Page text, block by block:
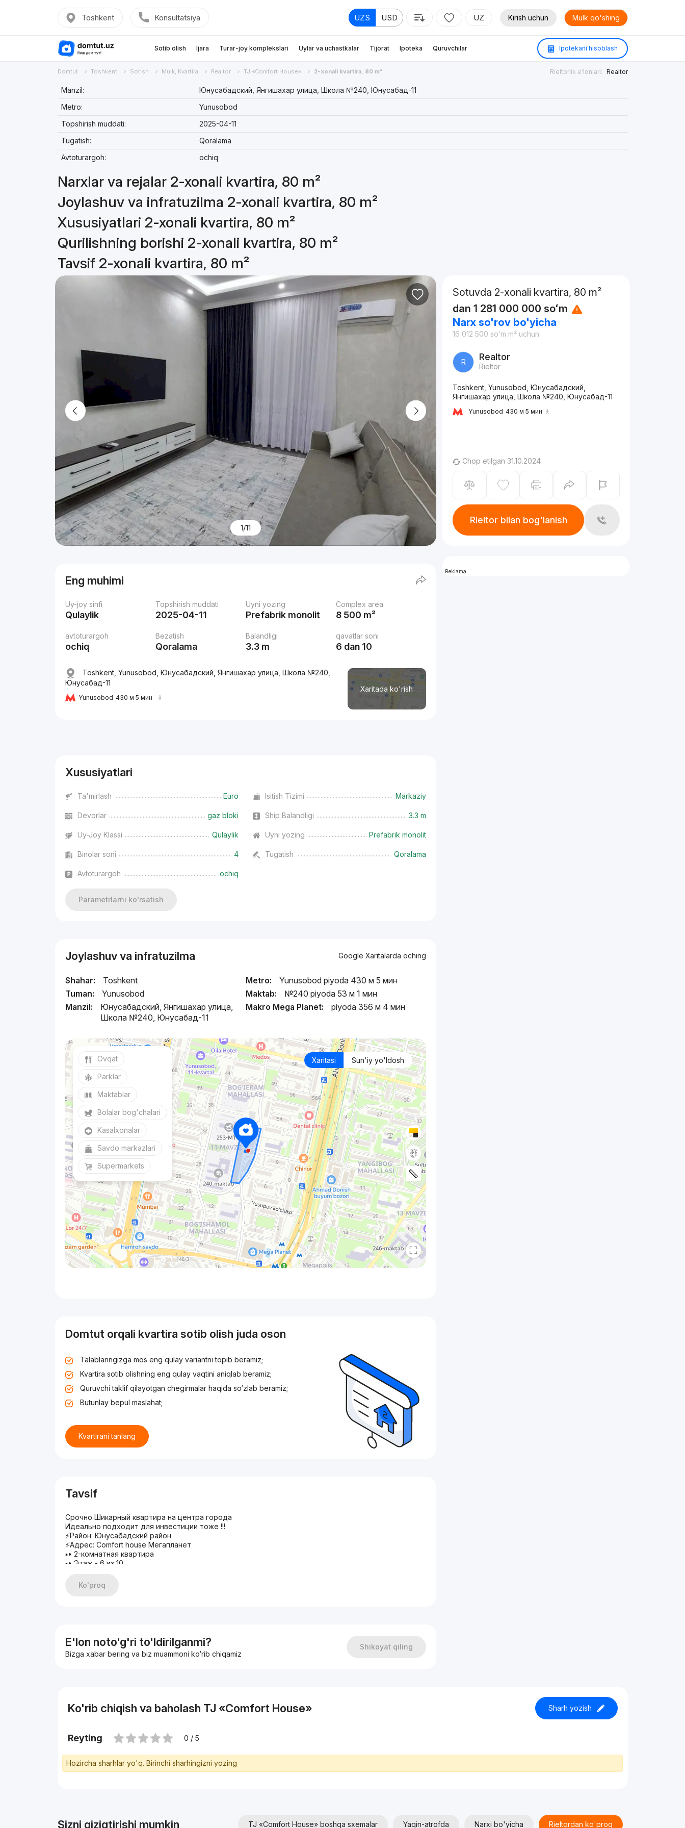
Toshkent Konsultatsiya UZS USD UZ Kirish uchun Mulk qo'shing
Sotib olish Ijara Turar-joy komplekslari Uylar va uchastkalar Tijorat Ipoteka Quruvchilar Ipotekani hisoblash
Domtut Toshkent Sotish Mulk, Kvartira Realtor TJ «Comfort House» 2-xonali kvartira, 80 m² Rieltorlik e'lonlari: Realtor
Manzil:
Юнусабадский, Янгишахар улица, Школа №240, Юнусабад-11
Metro:
Yunusobod
Topshirish muddati:
2025-04-11
Tugatish:
Qoralama
Avtoturargoh:
ochiq
Narxlar va rejalar 2-xonali kvartira, 80 m²
Joylashuv va infratuzilma 2-xonali kvartira, 80 m²
Xususiyatlari 2-xonali kvartira, 80 m²
Qurilishning borishi 2-xonali kvartira, 80 m²
Tavsif 2-xonali kvartira, 80 m²
1/11
Eng muhimi
Uy-joy sinfi
Qulaylik
Topshirish muddati
2025-04-11
Uyni yozing
Prefabrik monolit
Complex area
8 500 m²
avtoturargoh
ochiq
Bezatish
Qoralama
Balandligi
3.3 m
qavatlar soni
6 dan 10
Xaritada ko'rish
Toshkent, Yunusobod, Юнусабадский, Янгишахар улица, Школа №240,
Юнусабад-11
Yunusobod 430 м 5 мин
Xususiyatlari
Ta'mirlash Euro Isitish Tizimi Markaziy
Devorlar gaz bloki Ship Balandligi 3.3 m
Uy-Joy Klassi Qulaylik Uyni yozing Prefabrik monolit
Binolar soni 4 Tugatish Qoralama
Avtoturargoh ochiq
Parametrlarni ko'rsatish
Joylashuv va infratuzilma Google Xaritalarda oching
Shahar:
Toshkent
Tuman:
Yunusobod
Manzil:
Юнусабадский, Янгишахар улица,
Школа №240, Юнусабад-11
Metro:
Yunusobod piyoda 430 м 5 мин
Maktab:
№240 piyoda 53 м 1 мин
Makro Mega Planet:
piyoda 356 м 4 мин
Xaritasi Sun'iy yo'ldosh
Ovqat
Parklar
Maktablar
Bolalar bog'chalari
Kasalxonalar
Savdo markazlari
Supermarkets
Domtut orqali kvartira sotib olish juda oson
Talablaringizga mos eng qulay variantni topib beramiz;
Kvartira sotib olishning eng qulay vaqtini aniqlab beramiz;
Quruvchi taklif qilayotgan chegirmalar haqida so‘zlab beramiz;
Butunlay bepul maslahat;
Kvartirani tanlang
Tavsif
Срочно Шикарный квартира на центра города
Идеально подходит для инвестиции тоже !!!
⚡️Район: Юнусабадский район
⚡️Адрес: Comfort house Мегапланет
▪️• 2-комнатная квартира
▪️• Этаж - 6 из 10
🌀CRM - 19541
💵Цена 105,000 у.е торг 🔥
С уважением "Expert "
Эксперт рынка недвижимости
Ko'proq
E'lon noto'g'ri to'ldirilganmi?
Bizga xabar bering va biz muammoni ko‘rib chiqamiz
Shikoyat qiling
Sotuvda 2-xonali kvartira, 80 m²
dan 1 281 000 000 soʻm
Narx so'rov bo'yicha
16 012 500 soʻm m² uchun
R Realtor
Rieltor
Toshkent, Yunusobod, Юнусабадский,
Янгишахар улица, Школа №240, Юнусабад-11
Yunusobod 430 м 5 мин
Chop etilgan 31.10.2024
Rieltor bilan bog'lanish
Reklama
Ko'rib chiqish va baholash TJ «Comfort House» Sharh yozish
Reyting 0 / 5
Hozircha sharhlar yo'q. Birinchi sharhingizni yozing
Sizni qiziqtirishi mumkin TJ «Comfort House» boshqa sxemalar Yaqin-atrofda Narxi bo'yicha Rieltordan ko'proq